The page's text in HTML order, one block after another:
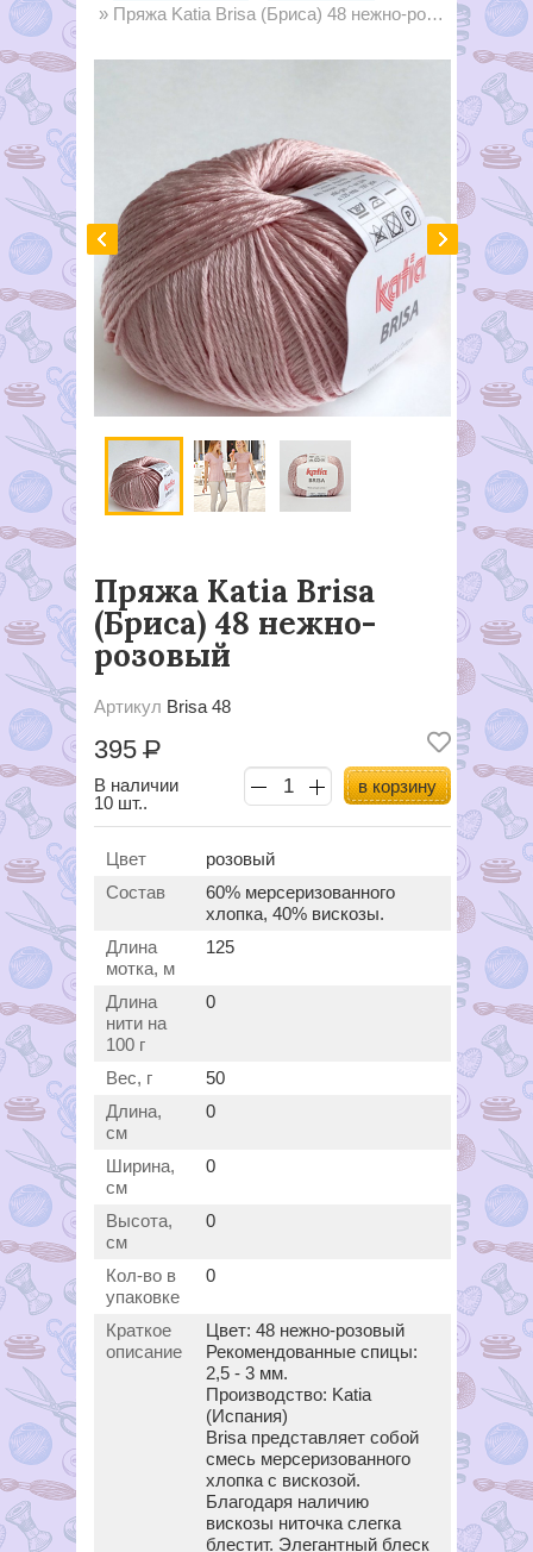
Пряжа Katia Brisa (Бриса) 48 нежно-розовый
Пряжа Katia Brisa
(Бриса) 48 нежно-
розовый
Артикул Brisa 48
395Р
В наличии
10 шт..
в корзину
Цвет
розовый
Состав
60% мерсеризованного
хлопка, 40% вискозы.
Длина
мотка, м
125
Длина
нити на
100 г
0
Вес, г
50
Длина,
см
0
Ширина,
см
0
Высота,
см
0
Кол-во в
упаковке
0
Краткое
описание
Цвет: 48 нежно-розовый
Рекомендованные спицы:
2,5 - 3 мм.
Производство: Katia
(Испания)
Brisa представляет собой
смесь мерсеризованного
хлопка с вискозой.
Благодаря наличию
вискозы ниточка слегка
блестит. Элегантный блеск